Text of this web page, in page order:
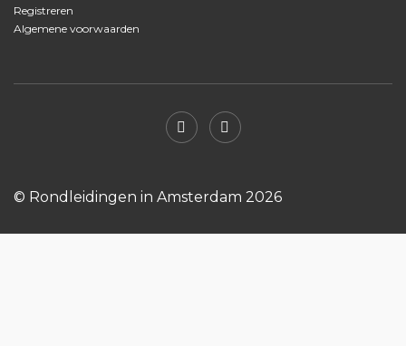
Registreren
Algemene voorwaarden
© Rondleidingen in Amsterdam 2026